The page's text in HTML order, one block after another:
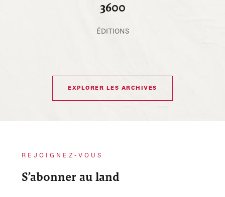
3600
ÉDITIONS
EXPLORER LES ARCHIVES
REJOIGNEZ-VOUS
S’abonner au land